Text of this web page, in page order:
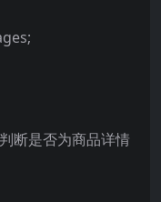
断是否为商品详情